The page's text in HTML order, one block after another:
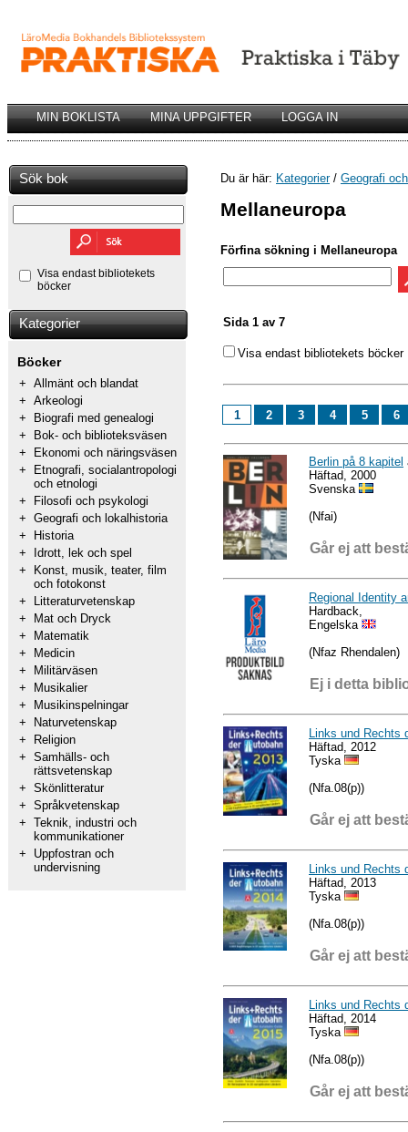
MIN BOKLISTA MINA UPPGIFTER LOGGA IN
Sök bok
Visa endast bibliotekets
böcker
Kategorier
Böcker
+ Allmänt och blandat
+ Arkeologi
+
Biografi med genealogi
+
Bok- och biblioteksväsen
+
Ekonomi och näringsväsen
+
Etnografi, socialantropologi
och etnologi
+
Filosofi och psykologi
+ Geografi och lokalhistoria
+
Historia
+
Idrott, lek och spel
+
Konst, musik, teater, film
och fotokonst
+
Litteraturvetenskap
+
Mat och Dryck
+
Matematik
+
Medicin
+
Militärväsen
+
Musikalier
+
Musikinspelningar
+
Naturvetenskap
+
Religion
+ Samhälls- och
rättsvetenskap
+ Skönlitteratur
+ Språkvetenskap
+ Teknik, industri och
kommunikationer
+
Uppfostran och
undervisning
Du är här: Kategorier/ Geografi
Mellaneuropa
Förfina sökning i Mellaneuropa
Sida 1 av 7
Visa endast bibliotekets böcker
1 2 3 4 5 6
Berlin på 8 kapitel
Häftad, 2000
Svenska
(Nfai)
Går ej att
Regional Identity
Hardback,
Engelska
(Nfaz Rhendalen)
Ej i detta
Links und Rechts
Häftad, 2012
Tyska
(Nfa.08(p))
Går ej att
Links und Rechts
Häftad, 2013
Tyska
(Nfa.08(p))
Går ej att
Links und Rechts
Häftad, 2014
Tyska
(Nfa.08(p))
Går ej att